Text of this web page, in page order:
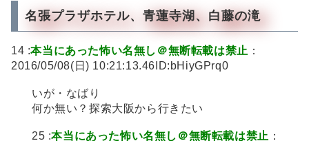
名張プラザホテル、青蓮寺湖、白藤の滝
14 :本当にあった怖い名無し＠無断転載は禁止 ：
2016/05/08(日) 10:21:13.46ID:bHiyGPrq0
いが・なばり
何か無い？探索大阪から行きたい
25 :本当にあった怖い名無し＠無断転載は禁止 ：